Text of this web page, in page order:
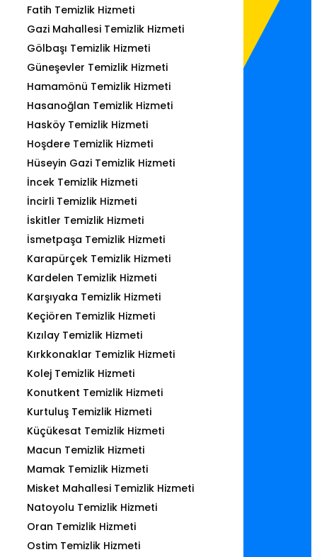
Fatih Temizlik Hizmeti
Gazi Mahallesi Temizlik Hizmeti
Gölbaşı Temizlik Hizmeti
Güneşevler Temizlik Hizmeti
Hamamönü Temizlik Hizmeti
Hasanoğlan Temizlik Hizmeti
Hasköy Temizlik Hizmeti
Hoşdere Temizlik Hizmeti
Hüseyin Gazi Temizlik Hizmeti
İncek Temizlik Hizmeti
İncirli Temizlik Hizmeti
İskitler Temizlik Hizmeti
İsmetpaşa Temizlik Hizmeti
Karapürçek Temizlik Hizmeti
Kardelen Temizlik Hizmeti
Karşıyaka Temizlik Hizmeti
Keçiören Temizlik Hizmeti
Kızılay Temizlik Hizmeti
Kırkkonaklar Temizlik Hizmeti
Kolej Temizlik Hizmeti
Konutkent Temizlik Hizmeti
Kurtuluş Temizlik Hizmeti
Küçükesat Temizlik Hizmeti
Macun Temizlik Hizmeti
Mamak Temizlik Hizmeti
Misket Mahallesi Temizlik Hizmeti
Natoyolu Temizlik Hizmeti
Oran Temizlik Hizmeti
Ostim Temizlik Hizmeti